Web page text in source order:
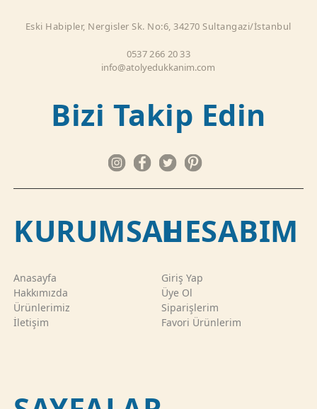
Eski Habipler, Nergisler Sk. No:6, 34270 Sultangazi/İstanbul
0537 266 20 33
info@atolyedukkanim.com
Bizi Takip Edin
KURUMSAL
Anasayfa
Hakkımızda
Ürünlerimiz
İletişim
HESABIM
Giriş Yap
Üye Ol
Siparişlerim
Favori Ürünlerim